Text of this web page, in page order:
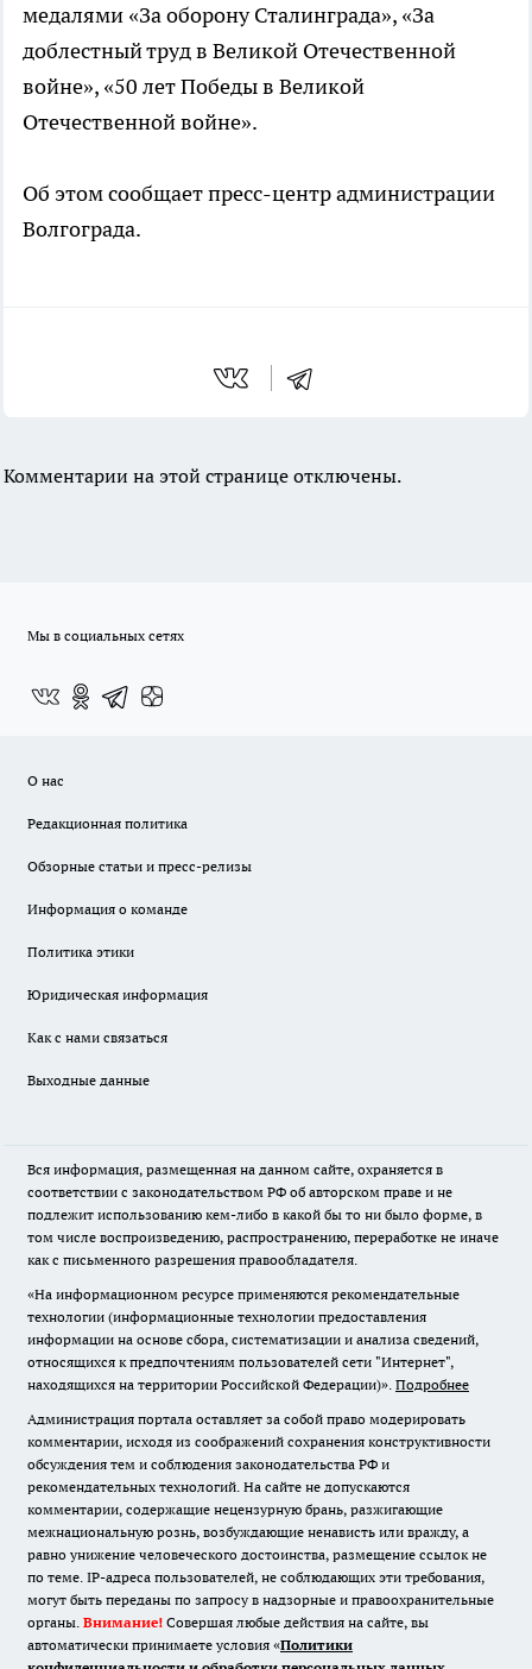
медалями «За оборону Сталинграда», «За
доблестный труд в Великой Отечественной
войне», «50 лет Победы в Великой
Отечественной войне».
Об этом сообщает пресс-центр администрации
Волгограда.
Комментарии на этой странице отключены.
Мы в социальных сетях
О нас
Редакционная политика
Обзорные статьи и пресс-релизы
Информация о команде
Политика этики
Юридическая информация
Как с нами связаться
Выходные данные
Вся информация, размещенная на данном сайте, охраняется в
соответствии с законодательством РФ об авторском праве и не
подлежит использованию кем-либо в какой бы то ни было форме, в
том числе воспроизведению, распространению, переработке не иначе
как с письменного разрешения правообладателя.
«На информационном ресурсе применяются рекомендательные
технологии (информационные технологии предоставления
информации на основе сбора, систематизации и анализа сведений,
относящихся к предпочтениям пользователей сети "Интернет",
находящихся на территории Российской Федерации)». Подробнее
Администрация портала оставляет за собой право модерировать
комментарии, исходя из соображений сохранения конструктивности
обсуждения тем и соблюдения законодательства РФ и
рекомендательных технологий. На сайте не допускаются
комментарии, содержащие нецензурную брань, разжигающие
межнациональную рознь, возбуждающие ненависть или вражду, а
равно унижение человеческого достоинства, размещение ссылок не
по теме. IP-адреса пользователей, не соблюдающих эти требования,
могут быть переданы по запросу в надзорные и правоохранительные
органы. Внимание! Совершая любые действия на сайте, вы
автоматически принимаете условия «Политики